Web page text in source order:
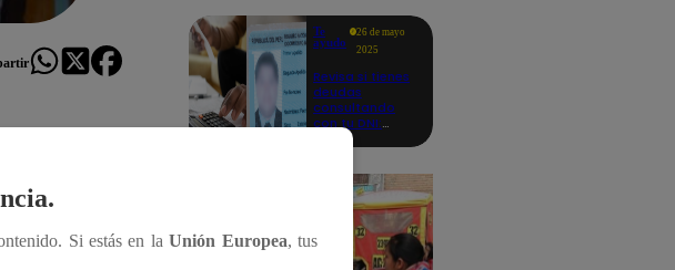
cerdo a la
enviados
Te
ayudo
26 de mayo
2025
Revisa si tienes
deudas
consultando
con tu DNI:
aquí los
detalles
Si estás en laUnión Europea, tus